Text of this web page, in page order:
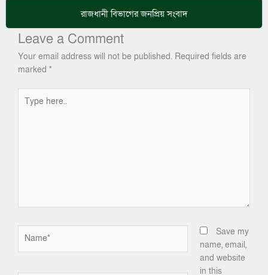
রাজধানীবিভাগের জনপ্রিয় সংবাদ
Leave a Comment
Your email address will not be published. Required fields are
marked *
here..
Save my
name, email,
and website
in this